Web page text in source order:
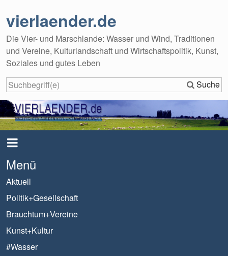
vierlaender.de
Die Vier- und Marschlande: Wasser und Wind, Traditionen
und Vereine, Kulturlandschaft und Wirtschaftspolitik, Kunst,
Soziales und gutes Leben
Suche
Menü
Aktuell
Politik+Gesellschaft
Brauchtum+Vereine
Kunst+Kultur
#Wasser